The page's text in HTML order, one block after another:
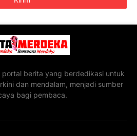
portal berita yang berdedikasi untuk
dan mendalam, menjadi sumber
bagi pembaca.